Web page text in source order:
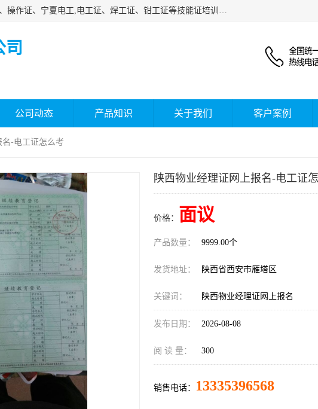
杰森教育专业提供电工证报名、安全员报名考试、特种作业操作证、操作证、宁夏电工,电工证、焊工证、钳工证等技能证培训课程。
公司动态 产品知识 关于我们 客户案例
-电工证怎么考
陕西物业经理证网上报名-电工证
价格： 面议
产品数量： 9999.00个
发货地址： 陕西省西安市雁塔区
关键词： 陕西物业经理证网上报名
发布日期： 2026-08-08
阅 读 量： 300
销售电话： 13335396568